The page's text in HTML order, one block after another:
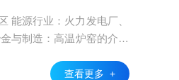
与制造：高温炉窑的介质
查看更多 +